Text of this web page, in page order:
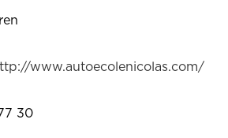
www.autoecolenicolas.com/
30